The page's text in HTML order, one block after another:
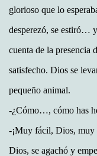
glorioso que lo
desperezó, se estiró…
cuenta de la presencia
satisfecho. Dios se
pequeño animal.
-¿Cómo…, cómo has
-¡Muy fácil, Dios, muy
Dios, se agachó y